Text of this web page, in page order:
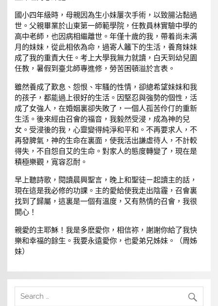
國小四年級時，母親因為生小妹屢次手術，以致腸沾黏過
世。父親畢業於山東第一師範學院，任教員林實驗中學的
高中老師，也因病相繼離世。年僅十歲的我，帶着尚未满
月的妹妹，從此相依為命，過寄人籬下的生活，養育妹妹
成了我的重責大任。考上大學我無力就讀，白天到幼兒園
任教，暑假到臺北師專進修，勞苦困頓溢於言表。
雖然養成了歎息、怨恨、牢騷的性情，卻總希望妹妹和我
的孩子，都能過上很好的生活。因堅忍與強勢的個性，活
成了女強人，在婚姻裏卻失敗了，一個人孤苦伶仃的重新
生活。後來經由召會的福音，我毅然受浸，成為神的兒
女。受浸後的我，心靈變得純淨和平和。不再要求人，不
再發脾氣，神的生命在裏面，使我活出謙虛待人，不計較
得失，不自怨自艾的生命。對家人的態度轉變了，現在是
積極樂觀，寬容忍耐。
早上聽詩歌，閱讀晨興聖言，晚上和聖徒ㄧ起讀主的話，
現在這是我必修的功課。主的愛給使我走出陰霾，召會裏
找到了歸屬，這裏是一個有溫度，又有熱情的召會，我很
開心！
親愛的主耶穌！我是多麽愛你，相信祢，謝謝你給了我快
樂和幸福的餘生。我要永遠愛你，也愛弟兄姊妹。（周姊
妹）